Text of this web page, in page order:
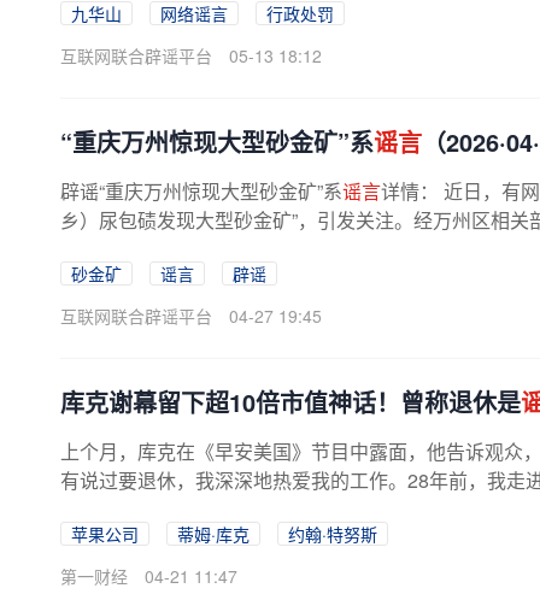
九华山 网络谣言
行政处罚
互联网联合辟谣平台
05-13 18:12
“重庆万州惊现大型砂金矿”系谣言 （
辟谣“重庆万州惊现大型砂金矿”系谣言详情： 近日，有
乡）尿包碛发现大型砂金矿”，引发关注。经万州区相
砂金矿 谣言
辟谣
互联网联合辟谣平台
04-27 19:45
库克谢幕留下超10倍市值神话！曾称退休是
上个月，库克在《早安美国》节目中露面，他告诉观众
有说过要退休，我深深地热爱我的工作。28年前，我走
苹果公司 蒂姆·库克
约翰·特努斯
第一财经
04-21 11:47